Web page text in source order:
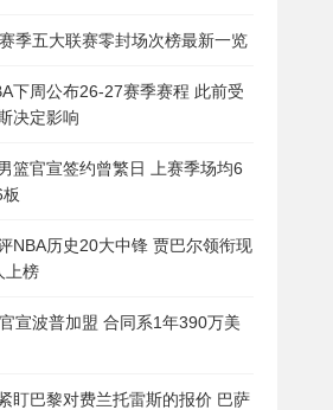
季五大联赛零封场次榜最新一览
下周公布26-27赛季赛程 此前受
决定影响
篮官宣签约曾繁日 上赛季场均6
NBA历史20大中锋 贾巴尔领衔现
上榜
宣波普加盟 合同系1年390万美
盯巴黎对费兰托雷斯的报价 巴萨